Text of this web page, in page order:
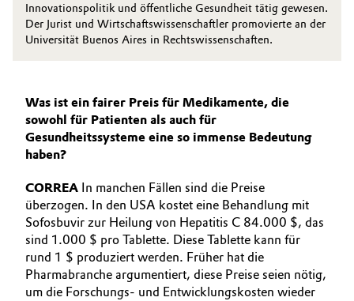
Innovationspolitik und öffentliche Gesundheit tätig gewesen.
Der Jurist und Wirtschaftswissenschaftler promovierte an der
Universität Buenos Aires in Rechtswissenschaften.
Was ist ein fairer Preis für Medikamente, die
sowohl für Patienten als auch für
Gesundheitssysteme eine so immense Bedeutung
haben?
CORREA In manchen Fällen sind die Preise
überzogen. In den USA kostet eine Behandlung mit
Sofosbuvir zur Heilung von Hepatitis C 84.000 $, das
sind 1.000 $ pro Tablette. Diese Tablette kann für
rund 1 $ produziert werden. Früher hat die
Pharmabranche argumentiert, diese Preise seien nötig,
um die Forschungs- und Entwicklungskosten wieder